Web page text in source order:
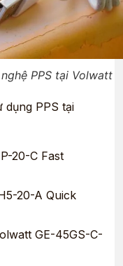
PPS tại Volwatt
dụng PPS tại
20-C Fast
20-A Quick
GE-45GS-C-